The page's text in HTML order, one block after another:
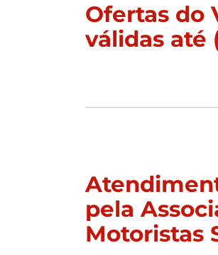
Ofertas do
válidas até
pela
Motoristas